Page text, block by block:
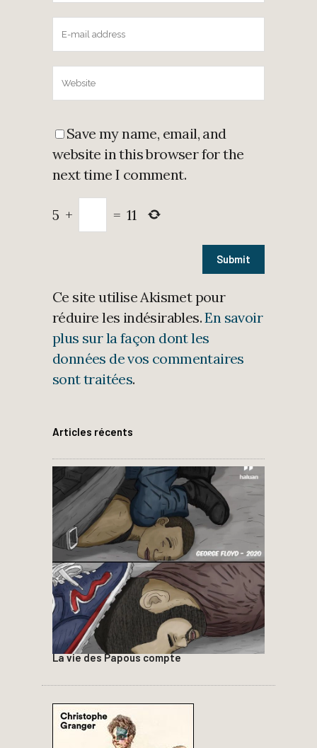
Save my name, email, and
website in this browser for the
next time I comment.
5 + = 11
Ce site utilise Akismet pour
réduire les indésirables.En savoir
plus sur la façon dont les
données de vos commentaires
sont traitées.
Articles récents
La vie des Papous compte